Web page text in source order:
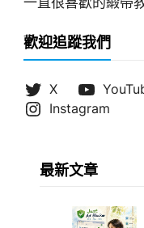
歡迎追蹤我們
X
Instagram
最新文章